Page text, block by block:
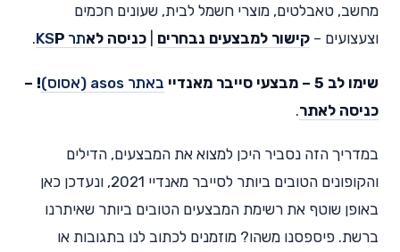
מחשב, טאבלטים, מוצרי חשמל לבית, שעונים חכמים
וצעצועים – קישור למבצעים נבחרים כניסה לאתר KS P
.
שימו לב 5 – מבצעי סייבר מאנדיי באתר asos (אסוס) !
–
כניסה לאתר.
במדריך הזה נסביר היכן למצוא את המבצעים, הדילים
והקופונים הטובים ביותר לסייבר מאנדיי 2021, ונעדכן כאן
באופן שוטף את רשימת המבצעים הטובים ביותר שאיתרנו
ברשת. פיספסנו משהו? מוזמנים לכתוב לנו בתגובות או